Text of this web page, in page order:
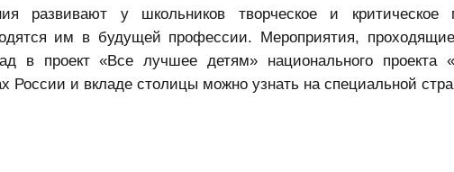
развивают у школьников творческое и
им в будущей профессии. Мероприятия,
в проект «Все лучшее детям» национального проекта
России и вкладе столицы можно узнать на специальной